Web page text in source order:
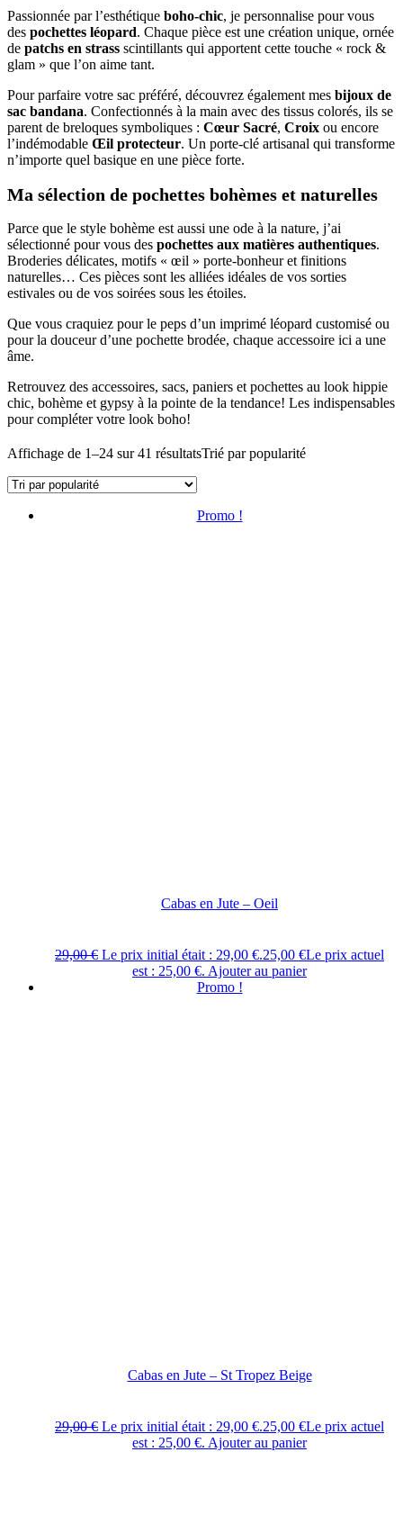
Passionnée par l’esthétique boho-chic, je personnalise pour vous
des pochettes léopard. Chaque pièce est une création unique, ornée
de patchs en strass scintillants qui apportent cette touche « rock &
glam » que l’on aime tant.
Pour parfaire votre sac préféré, découvrez également mes bijoux de
sac bandana. Confectionnés à la main avec des tissus colorés, ils se
parent de breloques symboliques : Cœur Sacré, Croix ou encore
l’indémodable Œil protecteur. Un porte-clé artisanal qui transforme
n’importe quel basique en une pièce forte.
Ma sélection de pochettes bohèmes et naturelles
Parce que le style bohème est aussi une ode à la nature, j’ai
sélectionné pour vous des pochettes aux matières authentiques.
Broderies délicates, motifs « œil » porte-bonheur et finitions
naturelles… Ces pièces sont les alliées idéales de vos sorties
estivales ou de vos soirées sous les étoiles.
Que vous craquiez pour le peps d’un imprimé léopard customisé ou
pour la douceur d’une pochette brodée, chaque accessoire ici a une
âme.
Retrouvez des accessoires, sacs, paniers et pochettes au look hippie
chic, bohème et gypsy à la pointe de la tendance! Les indispensables
pour compléter votre look boho!
Affichage de 1–24 sur 41 résultatsTrié par popularité
Promo !
Cabas en Jute – Oeil
29,00€ Le prix initial était : 29,00 €.25,00 €Le prix actuel
est : 25,00 €. Ajouter au panier
Promo !
Cabas en Jute – St Tropez Beige
29,00€ Le prix initial était : 29,00 €.25,00 €Le prix actuel
est : 25,00 €. Ajouter au panier